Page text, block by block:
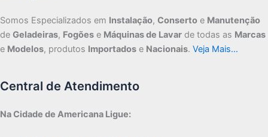
Somos Especializados em Instalação, Conserto e Manutenção
de Geladeiras, Fogões e Máquinas de Lavar de todas as Marcas
e Modelos, produtos Importados e Nacionais. Veja Mais…
Central de Atendimento
Na Cidade de Americana Ligue: